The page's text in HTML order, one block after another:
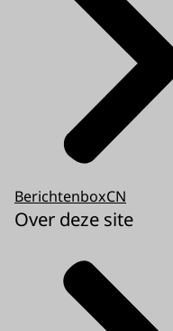
BerichtenboxCN
Over deze site